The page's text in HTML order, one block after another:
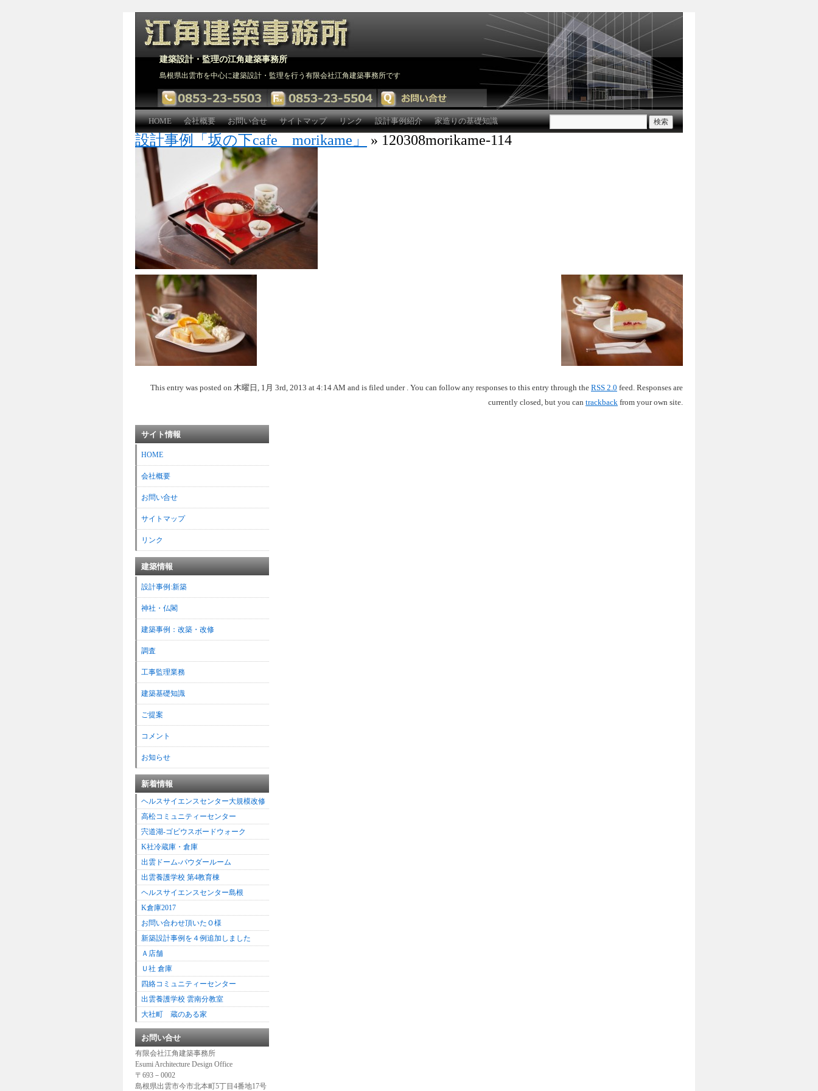
建築設計・監理の江角建築事務所
島根県出雲市を中心に建築設計・監理を行う有限会社江角建築事務所です
HOME 会社概要 お問い合せ サイトマップ リンク 設計事例紹介 家造りの基礎知識
設計事例「坂の下cafe morikame」 » 120308morikame-114
This entry was posted on 木曜日, 1月 3rd, 2013 at 4:14 AM and is filed under . You can follow any responses to this entry through the RSS 2.0 feed. Responses are
currently closed, but you can trackback from your own site.
サイト情報
HOME
会社概要
お問い合せ
サイトマップ
リンク
建築情報
設計事例:新築
神社・仏閣
建築事例：改築・改修
調査
工事監理業務
建築基礎知識
ご提案
コメント
お知らせ
新着情報
ヘルスサイエンスセンター大規模改修
高松コミュニティーセンター
宍道湖-ゴビウスボードウォーク
K社冷蔵庫・倉庫
出雲ドーム-パウダールーム
出雲養護学校 第4教育棟
ヘルスサイエンスセンター島根
K倉庫2017
お問い合わせ頂いたＯ様
新築設計事例を４例追加しました
Ａ店舗
Ｕ社 倉庫
四絡コミュニティーセンター
出雲養護学校 雲南分教室
大社町 蔵のある家
お問い合せ
有限会社江角建築事務所
Esumi Architecture Design Office
〒693－0002
島根県出雲市今市北本町5丁目4番地17号